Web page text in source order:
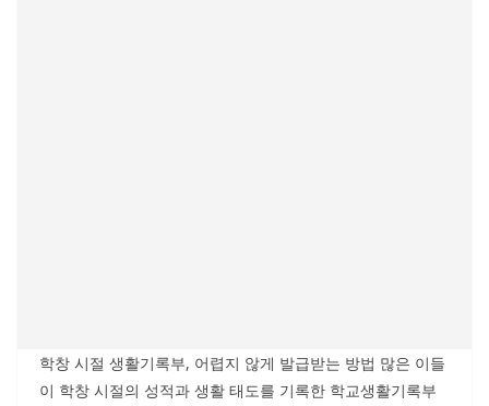
학창 시절 생활기록부, 어렵지 않게 발급받는 방법 많은 이들
이 학창 시절의 성적과 생활 태도를 기록한 학교생활기록부